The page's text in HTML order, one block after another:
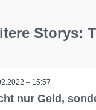
Storys:
– 15:57
nur Geld,